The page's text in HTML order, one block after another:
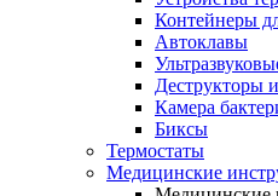
Контейнеры
Автоклавы
Деструкторы
Камера
Биксы
Термостаты
Медицинские